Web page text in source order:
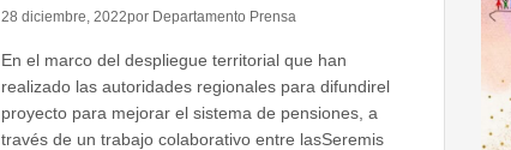
28 diciembre, 2022por Departamento Prensa
En el marco del despliegue territorial que han
realizado las autoridades regionales para difundirel
proyecto para mejorar el sistema de pensiones, a
través de un trabajo colaborativo entre lasSeremis